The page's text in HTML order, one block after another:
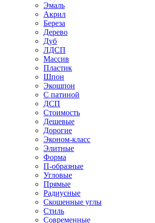
Эмаль
Акрил
Береза
Дерево
Дуб
ЛДСП
Массив
Пластик
Шпон
Экошпон
С патиной
ДСП
Стоимость
Дешевые
Дорогие
Эконом-класс
Элитные
Форма
П-образные
Угловые
Прямые
Радиусные
Скошенные углы
Стиль
Современные